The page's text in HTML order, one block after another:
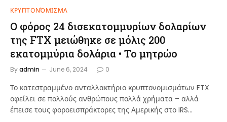
ΚΡΥΠΤΟΝΌΜΙΣΜΑ
Ο φόρος 24 δισεκατομμυρίων δολαρίων
της FTX μειώθηκε σε μόλις 200
εκατομμύρια δολάρια • Το μητρώο
Byadmin June 6, 2024 0
Το κατεστραμμένο ανταλλακτήριο κρυπτονομισμάτων FTX
οφείλει σε πολλούς ανθρώπους πολλά χρήματα – αλλά
έπεισε τους φοροεισπράκτορες της Αμερικής στο IRS…